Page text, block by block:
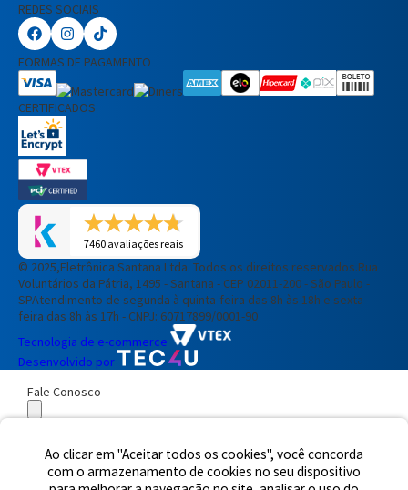
Ao clicar em "Aceitar todos os cookies", você concorda
com o armazenamento de cookies no seu dispositivo
REDES SOCIAIS
FORMAS DE PAGAMENTO
CERTIFICADOS
7460 avaliações reais
© 2025,Eletrônica Santana Ltda. Todos os direitos reservados.Rua
Voluntários da Pátria, 1495 - Santana - CEP 02011-200 - São Paulo -
SPAtendimento de segunda à quinta-feira das 8h às 18h e sexta-
feira das 8h às 17h - CNPJ: 60717899/0001-90
Tecnologia de e-commerce
Desenvolvido por
Fale Conosco
Nome Completo